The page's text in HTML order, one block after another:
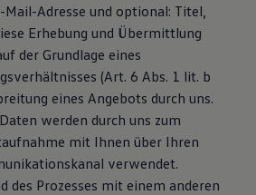
Adresse und optional: Titel,
Erhebung und Übermittlung
der Grundlage eines
(Art. 6 Abs. 1 lit. b
eines Angebots durch uns.
werden durch uns zum
mit Ihnen über Ihren
verwendet.
des Prozesses mit einem anderen